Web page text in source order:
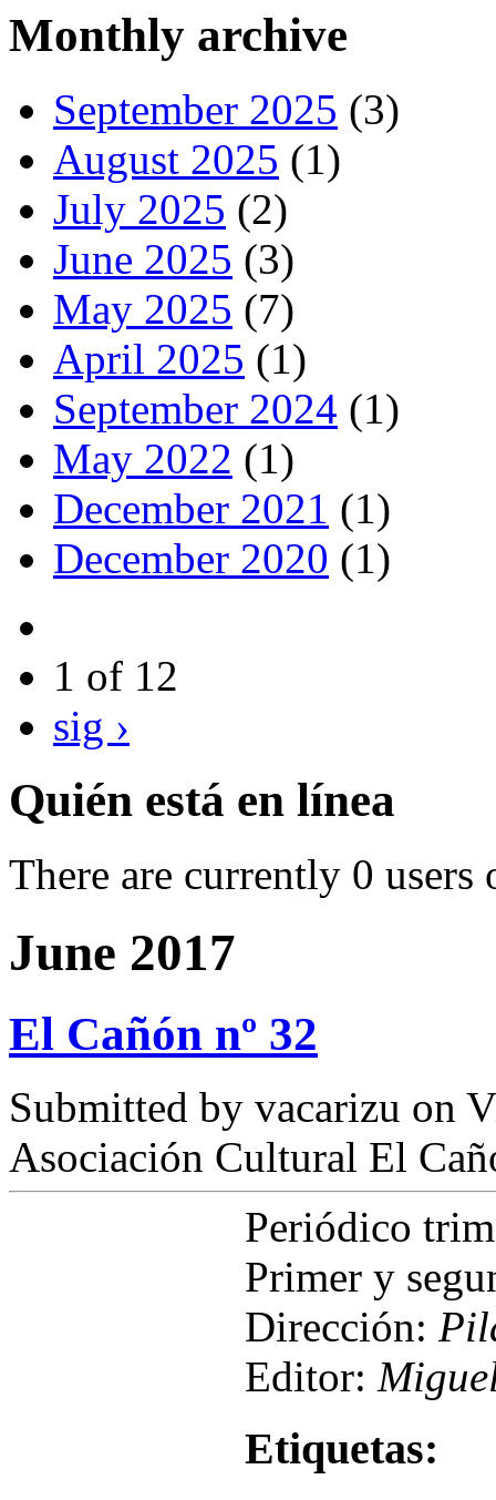
Monthly archive
September 2025 (3)
August 2025 (1)
July 2025 (2)
June 2025 (3)
May 2025 (7)
April 2025 (1)
September 2024 (1)
May 2022 (1)
December 2021 (1)
December 2020 (1)
1 of 12
sig ›
Quién está en línea
There are currently 0 users
June 2017
El Cañón nº 32
Submitted by vacarizu on
Asociación Cultural El
Periódico
Primer y
Dirección:
Editor:
Etiquetas: